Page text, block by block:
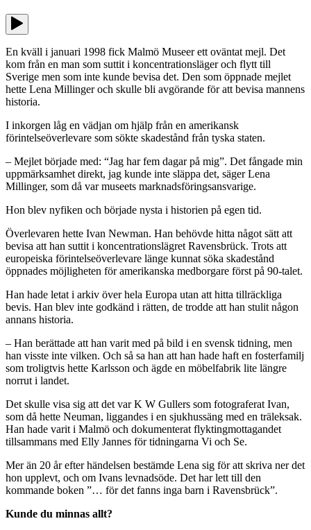
En kväll i januari 1998 fick Malmö Museer ett oväntat mejl. Det
kom från en man som suttit i koncentrationsläger och flytt till
Sverige men som inte kunde bevisa det. Den som öppnade mejlet
hette Lena Millinger och skulle bli avgörande för att bevisa mannens
historia.
I inkorgen låg en vädjan om hjälp från en amerikansk
förintelseöverlevare som sökte skadestånd från tyska staten.
– Mejlet började med: “Jag har fem dagar på mig”. Det fångade min
uppmärksamhet direkt, jag kunde inte släppa det, säger Lena
Millinger, som då var museets marknadsföringsansvarige.
Hon blev nyfiken och började nysta i historien på egen tid.
Överlevaren hette Ivan Newman. Han behövde hitta något sätt att
bevisa att han suttit i koncentrationslägret Ravensbrück. Trots att
europeiska förintelseöverlevare länge kunnat söka skadestånd
öppnades möjligheten för amerikanska medborgare först på 90-talet.
Han hade letat i arkiv över hela Europa utan att hitta tillräckliga
bevis. Han blev inte godkänd i rätten, de trodde att han stulit någon
annans historia.
– Han berättade att han varit med på bild i en svensk tidning, men
han visste inte vilken. Och så sa han att han hade haft en fosterfamilj
som troligtvis hette Karlsson och ägde en möbelfabrik lite längre
norrut i landet.
Det skulle visa sig att det var K W Gullers som fotograferat Ivan,
som då hette Neuman, liggandes i en sjukhussäng med en träleksak.
Han hade varit i Malmö och dokumenterat flyktingmottagandet
tillsammans med Elly Jannes för tidningarna Vi och Se.
Mer än 20 år efter händelsen bestämde Lena sig för att skriva ner det
hon upplevt, och om Ivans levnadsöde. Det har lett till den
kommande boken ”… för det fanns inga barn i Ravensbrück”.
Kunde du minnas allt?